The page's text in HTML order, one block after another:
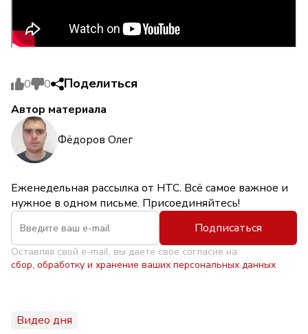
0 0 Поделиться
Автор материала
Фёдоров Олег
Еженедельная рассылка от НТС. Всё самое важное и
нужное в одном письме. Присоединяйтесь!
Подписаться
Оставляя свой e-mail, вы даете свое согласие на
сбор, обработку и хранение ваших персональных данных
Видео дня